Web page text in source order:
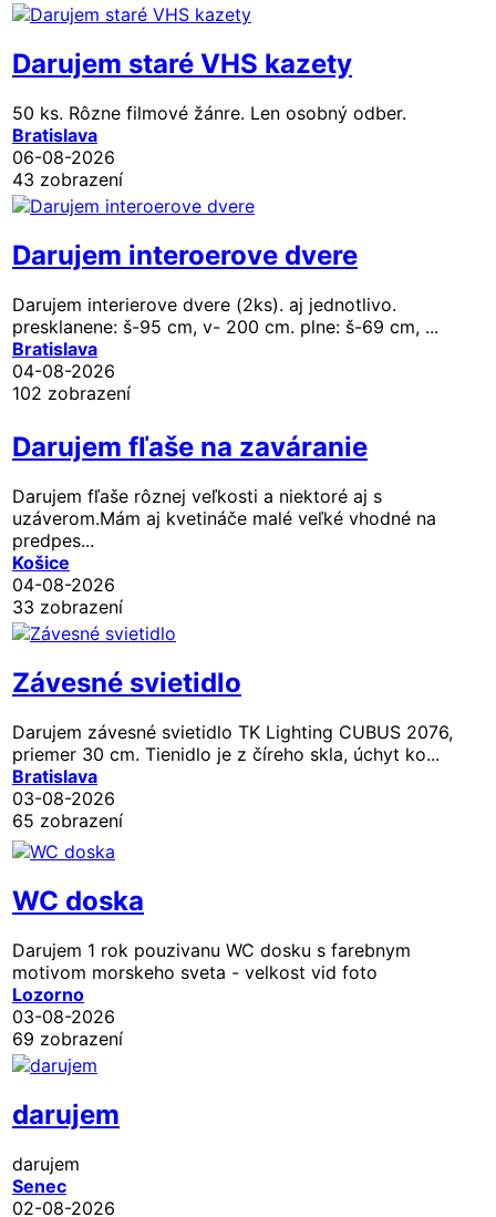
Darujem staré VHS kazety
50 ks. Rôzne filmové žánre. Len osobný odber.
Bratislava
06-08-2026
43 zobrazení
Darujem interoerove dvere
Darujem interierove dvere (2ks). aj jednotlivo.
presklanene: š-95 cm, v- 200 cm. plne: š-69 cm, ...
Bratislava
04-08-2026
102 zobrazení
Darujem fľaše na zaváranie
Darujem fľaše rôznej veľkosti a niektoré aj s
uzáverom.Mám aj kvetináče malé veľké vhodné na
predpes...
Košice
04-08-2026
33 zobrazení
Závesné svietidlo
Darujem závesné svietidlo TK Lighting CUBUS 2076,
priemer 30 cm. Tienidlo je z číreho skla, úchyt ko...
Bratislava
03-08-2026
65 zobrazení
WC doska
Darujem 1 rok pouzivanu WC dosku s farebnym
motivom morskeho sveta - velkost vid foto
Lozorno
03-08-2026
69 zobrazení
darujem
darujem
Senec
02-08-2026